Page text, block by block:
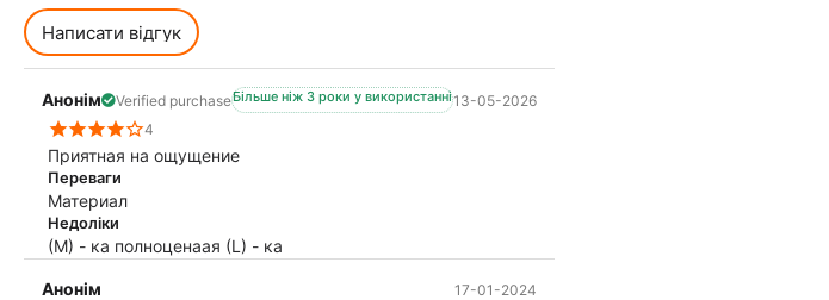
Написати відгук
Анонім Verified purchaseБільше ніж 3 роки у використанні13-05-2026
4
Приятная на ощущение
Переваги
Материал
Недоліки
(М) - ка полноценаая (L) - ка
Анонім
17-01-2024